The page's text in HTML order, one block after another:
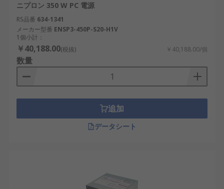
ーシステムのエアフローを向上させます。
さまざまなフォームファクタに対応
SFX、および産業向け特殊設計があり、用途に
応じた柔軟な選択が可能です。
PC電源の欠点PC電源には多くの利点があります
が、一部の制約も存在します。
コンパクトシステムにおけるサイズ制約：高
ワット数の電源はスペースを必要とし、超小
型ビルドには適していません。
ニプロン 350 W PC 電源
RS品番 634-1341
メーカー型番 ENSP3-450P-S20-H1V
1個小計：
￥40,188.00(税抜) ￥40,188.00/個
数量
追加
データシート